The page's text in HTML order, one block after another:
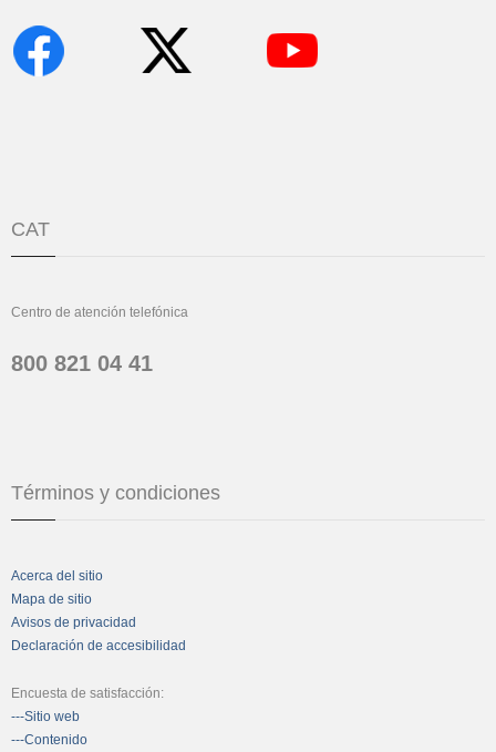
CAT
Centro de atención telefónica
800 821 04 41
Términos y condiciones
Acerca del sitio
Mapa de sitio
Avisos de privacidad
Declaración de accesibilidad
Encuesta de satisfacción:
---Sitio web
---Contenido